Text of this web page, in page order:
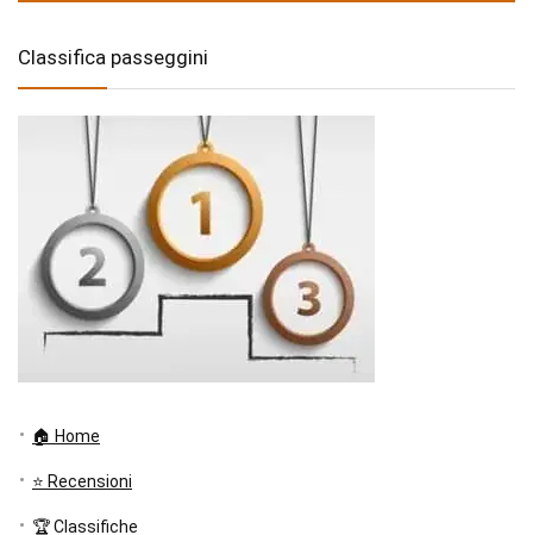
Classifica passeggini
🏠 Home
⭐ Recensioni
🏆 Classifiche